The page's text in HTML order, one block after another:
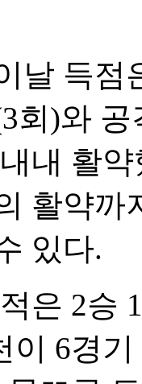
날 득점
회)와
내 활
활약까
있다.
은 2승
이 6경